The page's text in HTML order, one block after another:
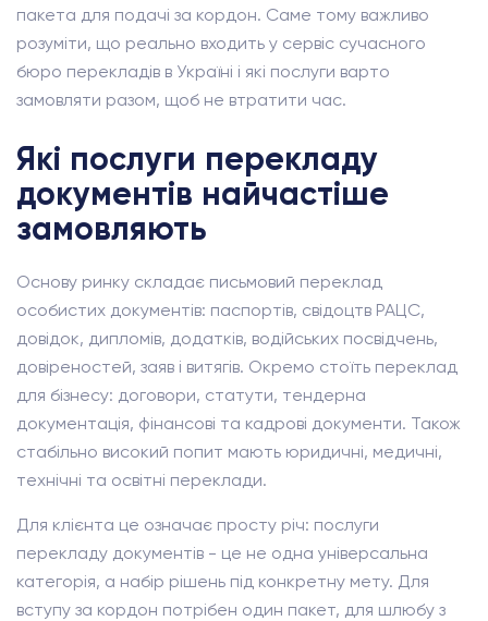
пакета для подачі за кордон. Саме тому важливо
розуміти, що реально входить у сервіс сучасного
бюро перекладів в Україні і які послуги варто
замовляти разом, щоб не втратити час.
Які послуги перекладу
документів найчастіше
замовляють
Основу ринку складає письмовий переклад
особистих документів: паспортів, свідоцтв РАЦС,
довідок, дипломів, додатків, водійських посвідчень,
довіреностей, заяв і витягів. Окремо стоїть переклад
для бізнесу: договори, статути, тендерна
документація, фінансові та кадрові документи. Також
стабільно високий попит мають юридичні, медичні,
технічні та освітні переклади.
Для клієнта це означає просту річ: послуги
перекладу документів - це не одна універсальна
категорія, а набір рішень під конкретну мету. Для
вступу за кордон потрібен один пакет, для шлюбу з